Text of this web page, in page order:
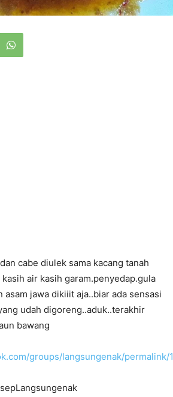
cabe diulek sama kacang tanah
air kasih garam.penyedap.gula
jawa dikiiit aja..biar ada sensasi
udah digoreng..aduk..terakhir
bawang
groups/langsungenak/permalink/